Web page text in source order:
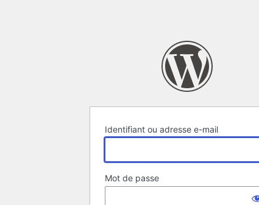
Identifiant ou adresse e-mail
Mot de passe